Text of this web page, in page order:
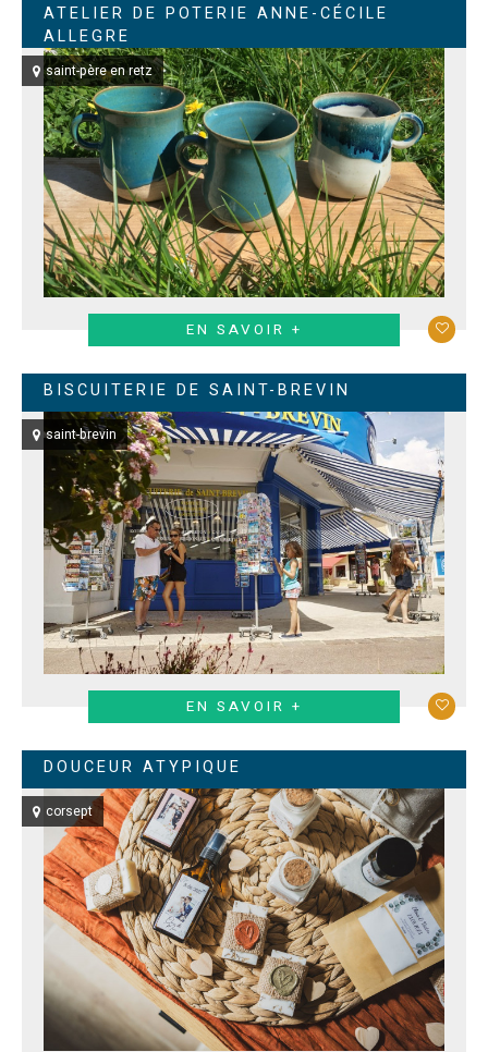
ATELIER DE POTERIE ANNE-CÉCILE
ALLEGRE
saint-père en retz
EN SAVOIR +
BISCUITERIE DE SAINT-BREVIN
saint-brevin
EN SAVOIR +
DOUCEUR ATYPIQUE
corsept